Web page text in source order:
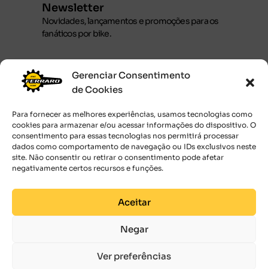
Gerenciar Consentimento
de Cookies
Para fornecer as melhores experiências, usamos tecnologias como
cookies para armazenar e/ou acessar informações do dispositivo. O
consentimento para essas tecnologias nos permitirá processar
dados como comportamento de navegação ou IDs exclusivos neste
site. Não consentir ou retirar o consentimento pode afetar
negativamente certos recursos e funções.
Aceitar
Negar
Ver preferências
Newsletter
Novidades, lançamentos e promoções para os
fanáticos por bike.
Ao submeter o seu endereço de email,
você concorda com os Termos de uso.
2026 © Bike Prime Importadora Ltda. 38.321.448/0001-80